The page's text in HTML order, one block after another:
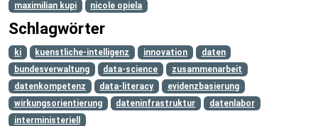
maximilian kupi nicole opiela
Schlagwörter
ki kuenstliche-intelligenz innovation
daten
bundesverwaltung
data-science
zusammenarbeit
datenkompetenz
data-literacy
evidenzbasierung
wirkungsorientierung
dateninfrastruktur
datenlabor
interministeriell